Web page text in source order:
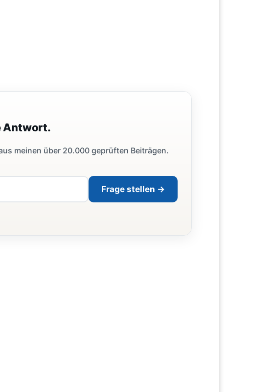
Antwort.
meinen über 20.000 geprüften Beiträgen.
Frage stellen →